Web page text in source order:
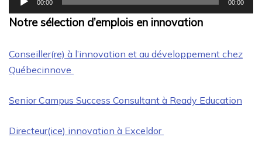
audio
00:00 00:00
Notre sélection d’emplois en innovation
Conseiller(re) à l’innovation et au développement chez
Québecinnove
Senior Campus Success Consultant à Ready Education
Directeur(ice) innovation à Exceldor